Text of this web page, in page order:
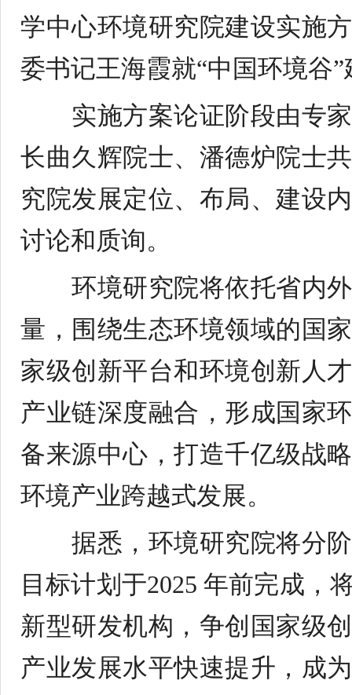
学中心环境研究院建设实施
委书记王海霞就“中国环境谷
实施方案论证阶段由专
长曲久辉院士、潘德炉院士
究院发展定位、布局、建设
讨论和质询。
环境研究院将依托省内
量，围绕生态环境领域的国
家级创新平台和环境创新人
产业链深度融合，形成国家
备来源中心，打造千亿级战
环境产业跨越式发展。
据悉，环境研究院将分
目标计划于2025年前完成，
新型研发机构，争创国家级
产业发展水平快速提升，成